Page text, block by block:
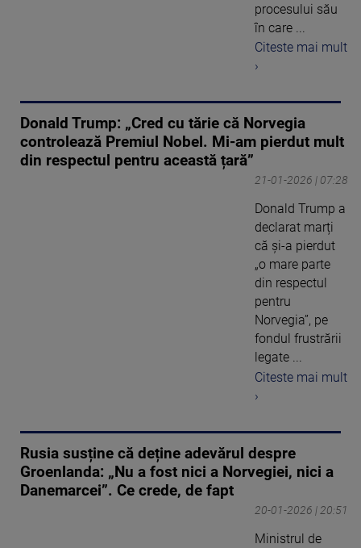
procesului său
în care ...
Citeste mai mult
›
Donald Trump: „Cred cu tărie că Norvegia
controlează Premiul Nobel. Mi-am pierdut mult
din respectul pentru această țară”
21-01-2026 | 07:28
Donald Trump a
declarat marți
că și-a pierdut
„o mare parte
din respectul
pentru
Norvegia”, pe
fondul frustrării
legate ...
Citeste mai mult
›
Rusia susține că deține adevărul despre
Groenlanda: „Nu a fost nici a Norvegiei, nici a
Danemarcei”. Ce crede, de fapt
20-01-2026 | 20:51
Ministrul de